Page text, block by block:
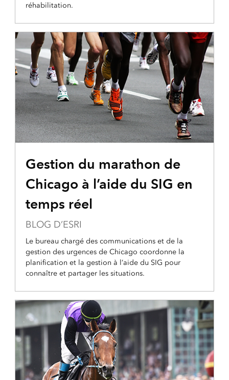
réhabilitation.
Gestion du marathon de
Chicago à l’aide du SIG en
temps réel
BLOG D’ESRI
Le bureau chargé des communications et de la
gestion des urgences de Chicago coordonne la
planification et la gestion à l’aide du SIG pour
connaître et partager les situations.